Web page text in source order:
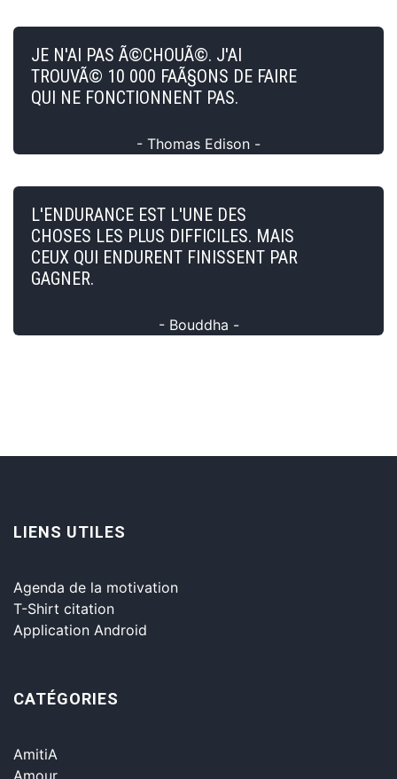
JE N'AI PAS Ã©CHOUÃ©. J'AI
TROUVÃ© 10 000 FAÃ§ONS DE FAIRE
QUI NE FONCTIONNENT PAS.
- Thomas Edison -
L'ENDURANCE EST L'UNE DES
CHOSES LES PLUS DIFFICILES. MAIS
CEUX QUI ENDURENT FINISSENT PAR
GAGNER.
- Bouddha -
LIENS UTILES
Agenda de la motivation
T-Shirt citation
Application Android
CATÉGORIES
AmitiA
Amour